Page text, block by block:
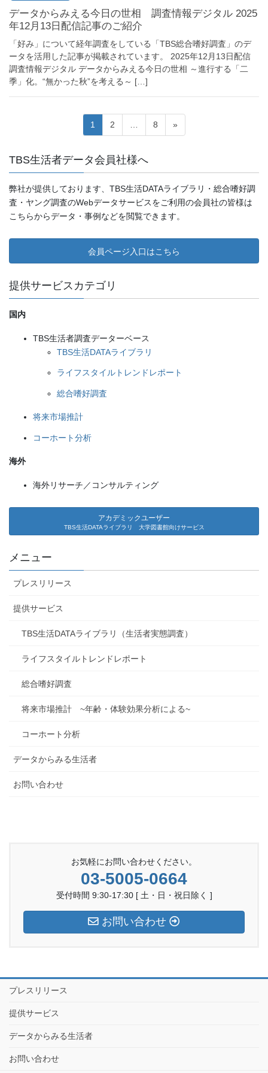
データからみえる今日の世相 調査情報デジタル 2025
年12月13日配信記事のご紹介
「好み」について経年調査をしている「TBS総合嗜好調査」のデ
ータを活用した記事が掲載されています。 2025年12月13日配信
調査情報デジタル データからみえる今日の世相 ～進行する「二
季」化。“無かった秋”を考える～ […]
ナ
ビ
ゲ
ー
シ
ョ
ン
ペ
ー
1
ペ
ー
2
ペ
ー
8 »
TBS生活者データ会員社様へ
弊社が提供しております、TBS生活DATAライブラリ・総合嗜好調
査・ヤング調査のWebデータサービスをご利用の会員社の皆様は
こちらからデータ・事例などを閲覧できます。
会員ページ入口はこちら
提供サービスカテゴリ
国内
TBS生活者調査データーベース
TBS生活DATAライブラリ
ライフスタイルトレンドレポート
総合嗜好調査
将来市場推計
コーホート分析
海外
海外リサーチ／コンサルティング
アカデミックユーザー
TBS生活DATAライブラリ 大学図書館向けサービス
メニュー
プレスリリース
提供サービス
TBS生活DATAライブラリ（生活者実態調査）
ライフスタイルトレンドレポート
総合嗜好調査
将来市場推計 ~年齢・体験効果分析による~
コーホート分析
データからみる生活者
お問い合わせ
お気軽にお問い合わせください。
03-5005-0664
受付時間 9:30-17:30 [ 土・日・祝日除く ]
お問い合わせ
プレスリリース
提供サービス
データからみる生活者
お問い合わせ